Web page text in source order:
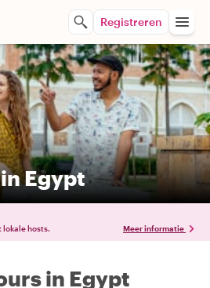
Registreren
Egypt
lokale hosts. Meer informatie
in Egypt